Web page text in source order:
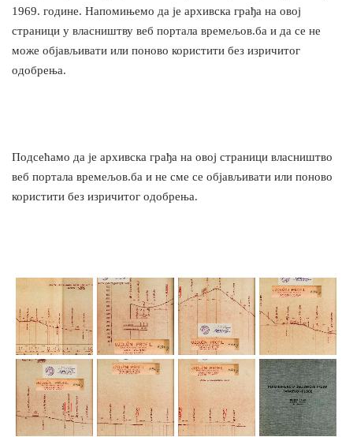
1969. године. Напомињемо да је архивска грађа на овој
страници у власништву веб портала времељов.ба и да се не
може објављивати или поново користити без изричитог
одобрења.
Подсећамо да је архивска грађа на овој страници власништво
веб портала времељов.ба и не сме се објављивати или поново
користити без изричитог одобрења.